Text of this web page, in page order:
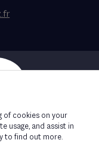
of cookies on your
usage, and assist in
to find out more.